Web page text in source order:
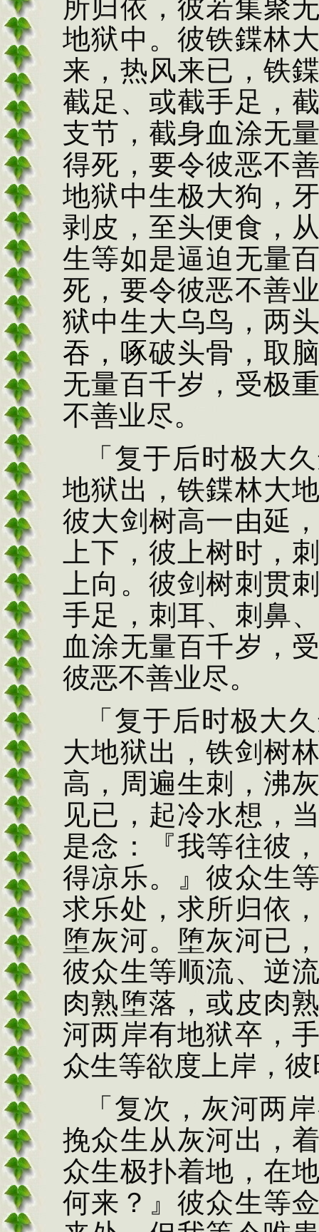
所归依，彼若集聚
地狱中。彼铁鍱林
来， 热风来已，铁
截足、或截手足，
支节，截身血涂无
得死， 要令彼恶不
地狱中生极大狗，
剥 皮，至头便食，
生等如是逼迫无量
死，要令彼恶不善
狱中生大乌鸟，两
吞， 啄破头骨，取
无量百千岁，受极
不善业尽。
「复于后时极大久
地狱出，铁鍱林大
彼大剑树高一由延
上下，彼上树时，
上向。彼剑树刺 贯
手足，刺耳、刺鼻
血涂无量百千岁，
彼恶不善业尽。
「复于后时极大
大地狱出，铁剑树
高，周遍生刺，沸
见已，起冷水想，
是念：『我等往彼
得凉乐。』彼众生
求乐处，求所归依
堕灰河。堕灰河已
彼众生等顺流、逆
肉熟堕落，或皮肉
河两岸有地狱卒，
众生等欲度上岸，
「复次，灰河两
挽众生从灰河出，
众生极扑着地，在
何来？』彼众生等